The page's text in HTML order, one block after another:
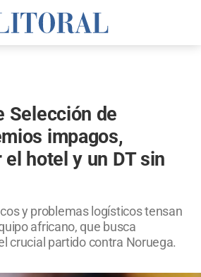
Selección de
impagos,
hotel y un DT sin
y problemas logísticos tensan
africano, que busca
crucial partido contra Noruega.